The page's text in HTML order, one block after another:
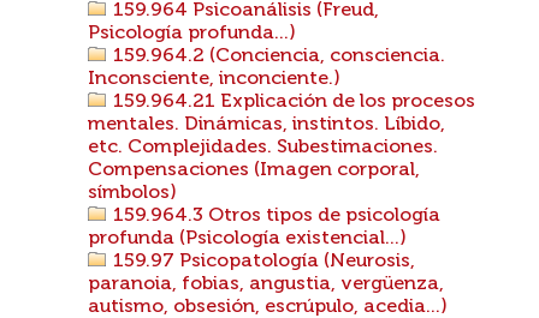
159.964 Psicoanálisis (Freud,
Psicología profunda...)
159.964.2 (Conciencia, consciencia.
Inconsciente, inconciente.)
159.964.21 Explicación de los procesos
mentales. Dinámicas, instintos. Líbido,
etc. Complejidades. Subestimaciones.
Compensaciones (Imagen corporal,
símbolos)
159.964.3 Otros tipos de psicología
profunda (Psicología existencial...)
159.97 Psicopatología (Neurosis,
paranoia, fobias, angustia, vergüenza,
autismo, obsesión, escrúpulo, acedia...)